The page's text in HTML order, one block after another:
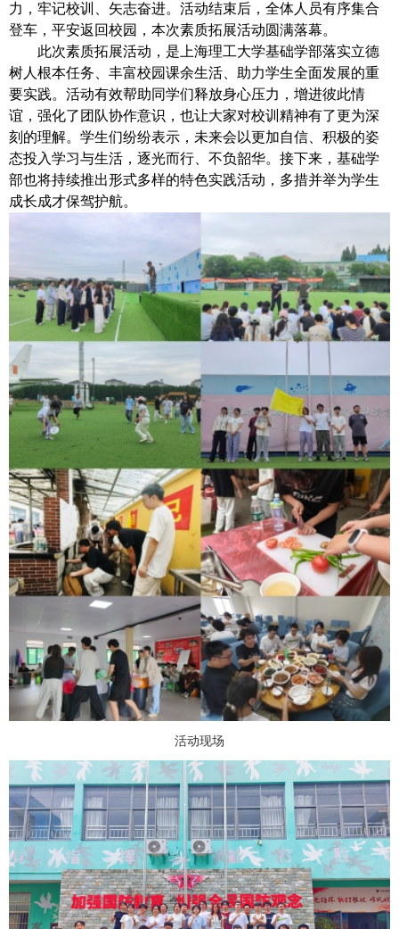
力，牢记校训、矢志奋进。活动结束后，全体人员有序集合
登车，平安返回校园，本次素质拓展活动圆满落幕。
此次素质拓展活动，是上海理工大学基础学部落实立德
树人根本任务、丰富校园课余生活、助力学生全面发展的重
要实践。活动有效帮助同学们释放身心压力，增进彼此情
谊，强化了团队协作意识，也让大家对校训精神有了更为深
刻的理解。学生们纷纷表示，未来会以更加自信、积极的姿
态投入学习与生活，逐光而行、不负韶华。接下来，基础学
部也将持续推出形式多样的特色实践活动，多措并举为学生
成长成才保驾护航。
活动现场